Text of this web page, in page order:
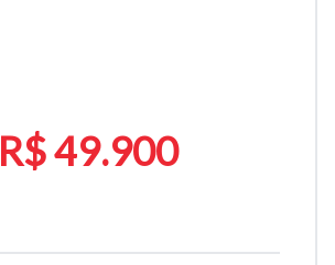
R$ 49.900